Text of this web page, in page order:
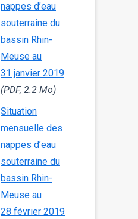
nappes d’eau
souterraine du
bassin Rhin-
Meuse au
31 janvier 2019
(PDF, 2.2 Mo)
Situation
mensuelle des
nappes d’eau
souterraine du
bassin Rhin-
Meuse au
28 février 2019